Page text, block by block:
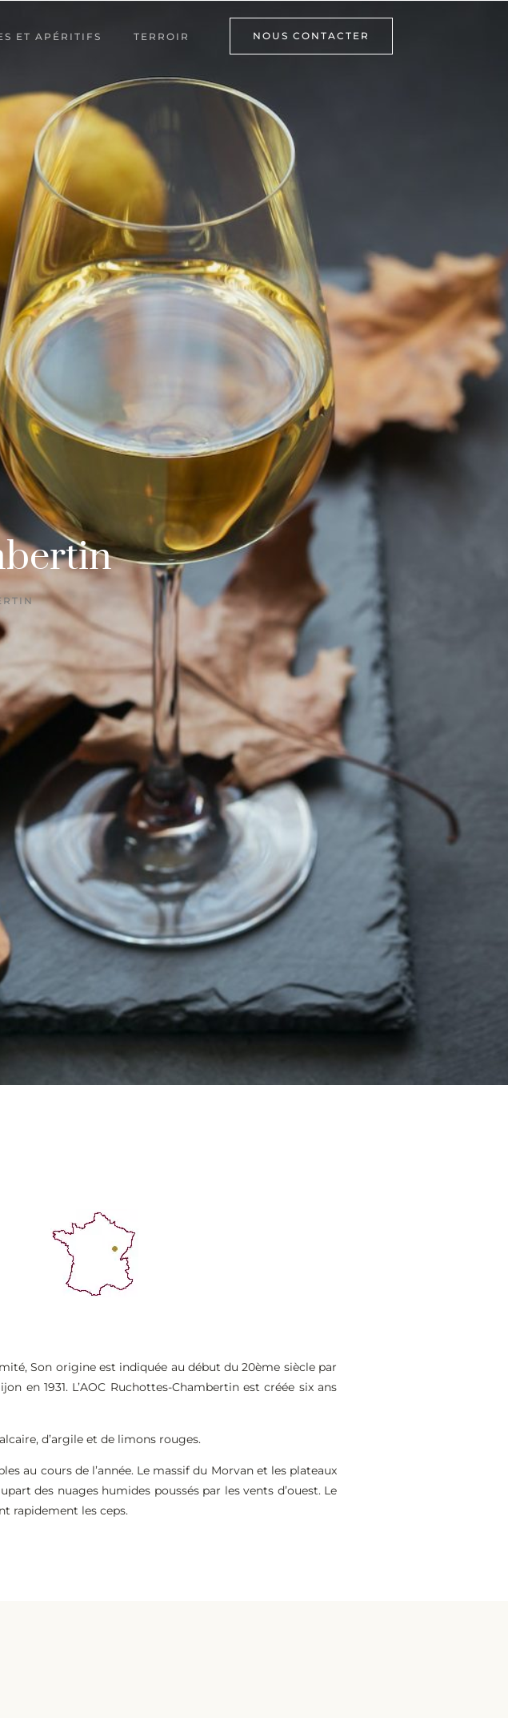
ET APÉRITIFS TERROIR NOUS CONTACTER
Son origine est indiquée au début du 20ème siècle par
en 1931. L’AOC Ruchottes-Chambertin est créée six ans
d’argile et de limons rouges.
au cours de l’année. Le massif du Morvan et les plateaux
des nuages humides poussés par les vents d’ouest. Le
rapidement les ceps.